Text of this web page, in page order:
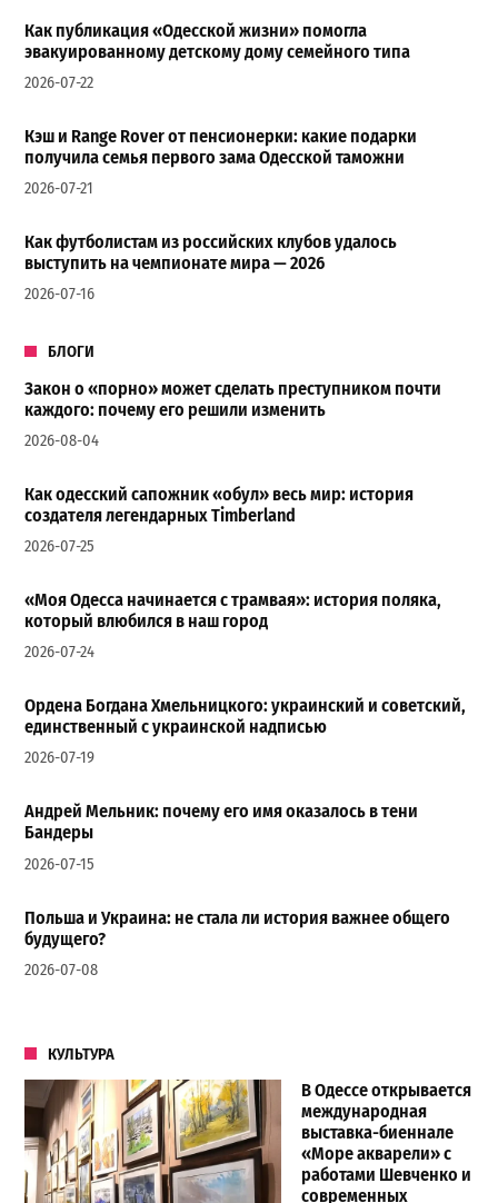
Как публикация «Одесской жизни» помогла
эвакуированному детскому дому семейного типа
2026-07-22
Кэш и Range Rover от пенсионерки: какие подарки
получила семья первого зама Одесской таможни
2026-07-21
Как футболистам из российских клубов удалось
выступить на чемпионате мира — 2026
2026-07-16
БЛОГИ
Закон о «порно» может сделать преступником почти
каждого: почему его решили изменить
2026-08-04
Как одесский сапожник «обул» весь мир: история
создателя легендарных Timberland
2026-07-25
«Моя Одесса начинается с трамвая»: история поляка,
который влюбился в наш город
2026-07-24
Ордена Богдана Хмельницкого: украинский и советский,
единственный с украинской надписью
2026-07-19
Андрей Мельник: почему его имя оказалось в тени
Бандеры
2026-07-15
Польша и Украина: не стала ли история важнее общего
будущего?
2026-07-08
КУЛЬТУРА
В Одессе открывается
международная
выставка-биеннале
«Море акварели» с
работами Шевченко и
современных